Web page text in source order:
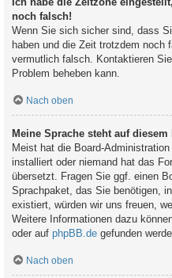
noch falsch!
Wenn Sie sich sicher sind, dass
haben und die Zeit trotzdem
vermutlich falsch. Kontaktieren
Problem beheben kann.
Nach oben
Meine Sprache steht auf
Meist hat die Board-
installiert oder niemand hat das
übersetzt. Fragen Sie ggf. einen
Sprachpaket, das Sie benötigen,
existiert, würden wir uns freuen,
Weitere Informationen dazu
oder auf phpBB.de gefunden
Nach oben